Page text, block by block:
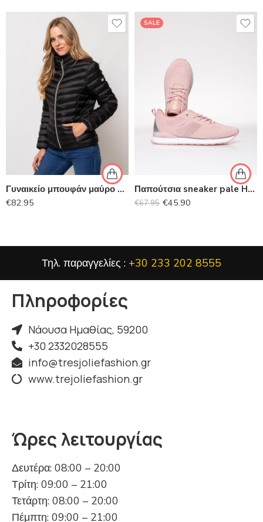
Γυναικείο μπουφάν μαύρο HEAVY TOOLS
€82.95
SALE
Παπούτσια sneaker pale HEAVY TOOLS
€67.95 €45.90
Τηλ. παραγγελίες : +30 233 202 8555
Πληροφορίες
Νάουσα Ημαθίας, 59200
+30 2332028555
info@tresjoliefashion.gr
www.trejoliefashion.gr
Ώρες λειτουργίας
Δευτέρα: 08:00 – 20:00
Τρίτη: 09:00 – 21:00
Τετάρτη: 08:00 – 20:00
Πέμπτη: 09:00 – 21:00